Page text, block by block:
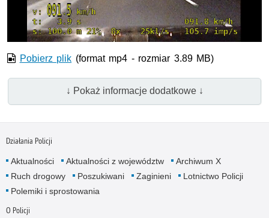
wideo
Pobierz plik (format mp4 - rozmiar 3.89 MB)
↓ Pokaż informacje dodatkowe ↓
Działania Policji
Aktualności Aktualności z województw
Archiwum X
Ruch drogowy
Poszukiwani Zaginieni
Lotnictwo Policji
Polemiki i sprostowania
O Policji